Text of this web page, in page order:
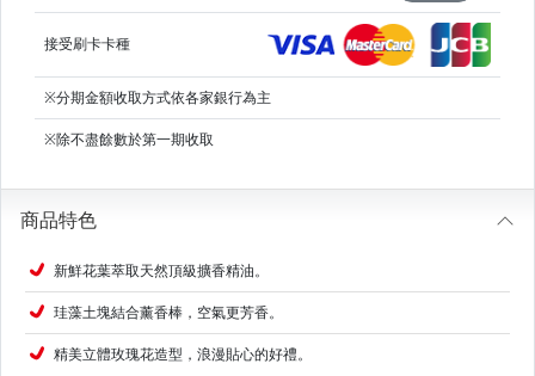
接受刷卡卡種
※分期金額收取方式依各家銀行為主
※除不盡餘數於第一期收取
商品特色
新鮮花葉萃取天然頂級擴香精油。
珪藻土塊結合薰香棒，空氣更芳香。
精美立體玫瑰花造型，浪漫貼心的好禮。